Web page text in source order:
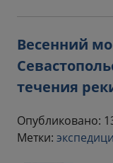
Весенний
течения
Опубликовано:
Метки: